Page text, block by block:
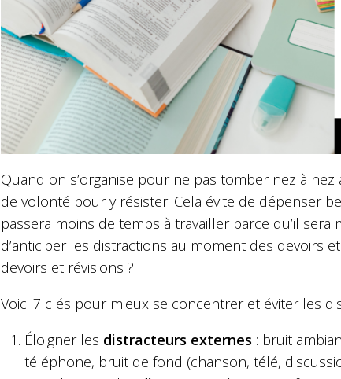
Quand on s’organise pour ne pas tomber nez à
de volonté pour y résister. Cela évite de dépenser
passera moins de temps à travailler parce qu’il sera
d’anticiper les distractions au moment des devoirs
devoirs et révisions ?
Voici 7 clés pour mieux se concentrer et éviter les
Éloigner les distracteurs externes : bruit
téléphone, bruit de fond (chanson, télé,